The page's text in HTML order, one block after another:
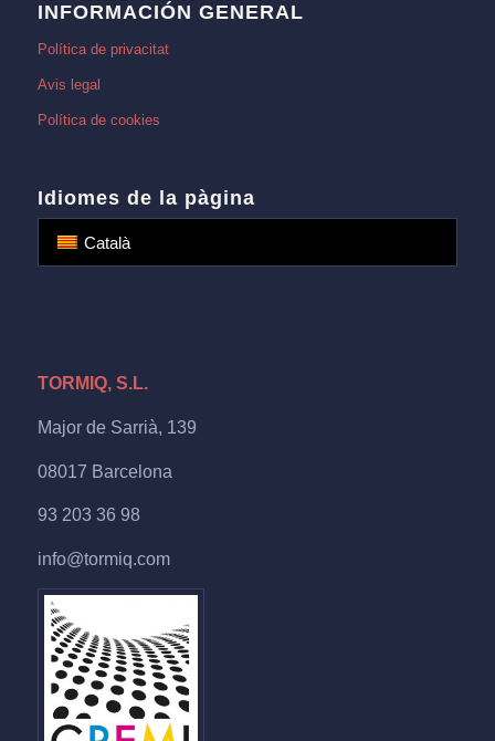
INFORMACIÓN GENERAL
Política de privacitat
Avis legal
Política de cookies
Idiomes de la pàgina
Català
TORMIQ, S.L.
Major de Sarrià, 139
08017 Barcelona
93 203 36 98
info@tormiq.com